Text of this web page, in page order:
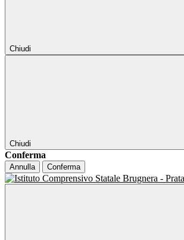
Chiudi
Chiudi
Conferma
Annulla Conferma